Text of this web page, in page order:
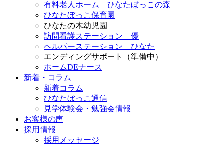
有料老人ホーム ひなたぼっこの森
ひなたぼっこ保育園
ひなたの木幼児園
訪問看護ステーション 優
ヘルパーステーション ひなた
エンディングサポート（準備中）
ホームDEナース
新着・コラム
新着コラム
ひなたぼっこ通信
見学体験会・勉強会情報
お客様の声
採用情報
採用メッセージ